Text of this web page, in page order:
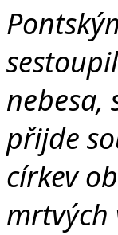
nebesa,
přijde
církev
mrtvých